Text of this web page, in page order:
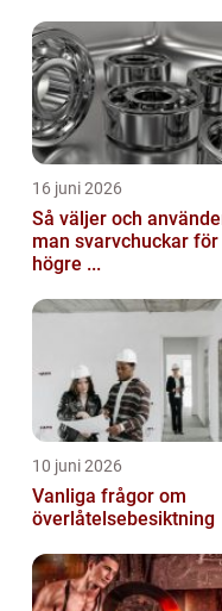
16 juni 2026
Så väljer och
man svarvchuckar för
högre ...
10 juni 2026
Vanliga frågor om
överlåtelsebesiktning